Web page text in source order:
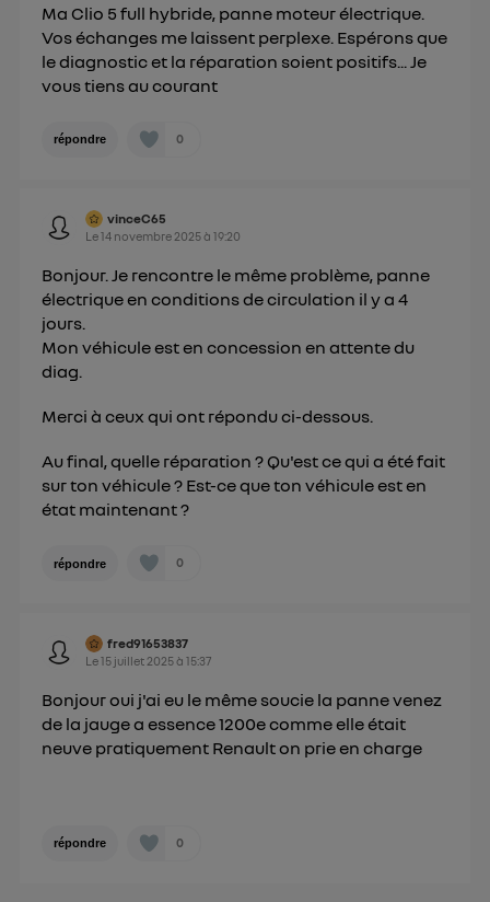
Ma Clio 5 full hybride, panne moteur électrique.
Vos échanges me laissent perplexe. Espérons que
le diagnostic et la réparation soient positifs... Je
vous tiens au courant
répondre 0
vinceC65
Le14 novembre 2025à19:20
Bonjour. Je rencontre le même problème, panne
électrique en conditions de circulation il y a 4
jours.
Mon véhicule est en concession en attente du
diag.
Merci à ceux qui ont répondu ci-dessous.
Au final, quelle réparation ? Qu'est ce qui a été fait
sur ton véhicule ? Est-ce que ton véhicule est en
état maintenant ?
répondre 0
fred91653837
Le15 juillet 2025à15:37
Bonjour oui j'ai eu le même soucie la panne venez
de la jauge a essence 1200e comme elle était
neuve pratiquement Renault on prie en charge
répondre 0